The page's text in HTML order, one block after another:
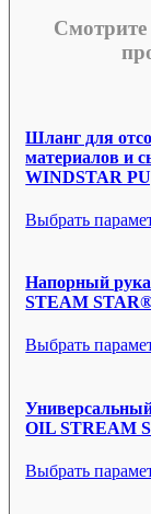
Шланг для
материалов и
WINDSTAR
Выбрать
Напорный
STEAM
Выбрать
OIL STREAM
Выбрать